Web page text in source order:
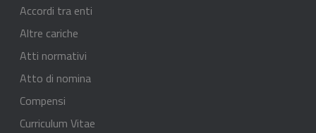
Accordi tra enti
Altre cariche
Atti normativi
Atto di nomina
Compensi
Curriculum Vitae